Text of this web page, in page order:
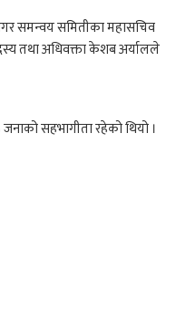
समन्वय समितीका महासचिव
तथा अधिवक्ता केशब अर्यालले
सहभागीता रहेको थियो ।